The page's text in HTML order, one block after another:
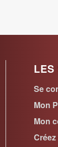
LES
Se
Mon
Mon